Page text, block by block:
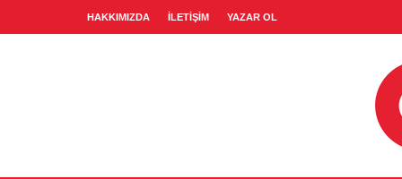
HAKKIMIZDA İLETIŞIM YAZAR OL